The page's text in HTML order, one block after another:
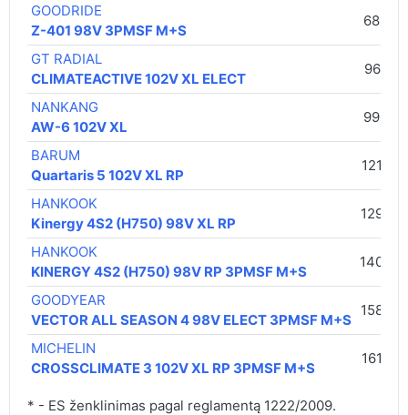
GOODRIDE
Z-401 98V 3PMSF M+S
68,00
GT RADIAL
CLIMATEACTIVE 102V XL ELECT
96,00
NANKANG
AW-6 102V XL
99,00
BARUM
Quartaris 5 102V XL RP
121,00
HANKOOK
Kinergy 4S2 (H750) 98V XL RP
129,00
HANKOOK
KINERGY 4S2 (H750) 98V RP 3PMSF M+S
140,00
GOODYEAR
VECTOR ALL SEASON 4 98V ELECT 3PMSF M+S
158,00
MICHELIN
CROSSCLIMATE 3 102V XL RP 3PMSF M+S
161,00
* - ES ženklinimas pagal reglamentą 1222/2009.